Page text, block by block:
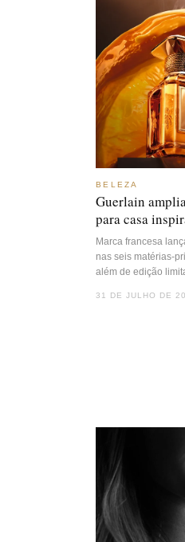
BELEZA
Guerlain
para casa
Marca francesa
nas seis matérias-
além de edição
31 DE JULHO DE